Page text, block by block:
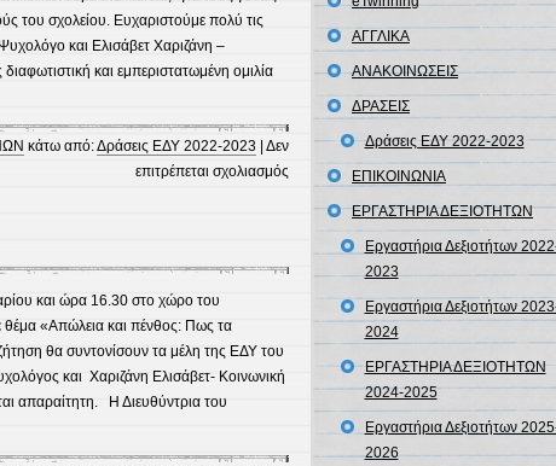
του σχολείου. Ευχαριστούμε πολύ τις
και Ελισάβετ Χαριζάνη –
και εμπεριστατωμένη ομιλία
κάτω από:Δράσεις ΕΔΥ 2022-2023| Δεν
επιτρέπεται σχολιασμόςστο
Πως
επικοινωνούμε
παιδια;
και ώρα 16.30 στο χώρο του
θέμα «Απώλεια και πένθος: Πως τα
θα συντονίσουν τα μέλη της ΕΔΥ του
και Χαριζάνη Ελισάβετ- Κοινωνική
απαραίτητη. Η Διευθύντρια του
ΑΓΓΛΙΚΑ
ΑΝΑΚΟΙΝΩΣΕΙΣ
ΔΡΑΣΕΙΣ
Δράσεις ΕΔΥ 2022-2023
ΕΠΙΚΟΙΝΩΝΙΑ
ΕΡΓΑΣΤΗΡΙΑ ΔΕΞΙΟΤΗΤΩΝ
Εργαστήρια Δεξιοτήτων
2023
Εργαστήρια Δεξιοτήτων
2024
ΕΡΓΑΣΤΗΡΙΑ ΔΕΞΙΟΤΗΤΩΝ
2024-2025
Εργαστήρια Δεξιοτήτων
2026